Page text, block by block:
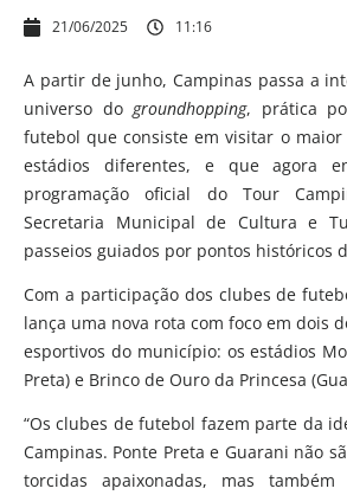
21/06/2025 11:16
A partir de junho, Campinas passa a
universo dogroundhopping, prática
futebol que consiste em visitar o
estádios diferentes, e que agora
programação oficial do Tour
Secretaria Municipal de Cultura e
passeios guiados por pontos históricos
Com a participação dos clubes de
lança uma nova rota com foco em dois
esportivos do município: os estádios
Preta) e Brinco de Ouro da Princesa
“Os clubes de futebol fazem parte da
Campinas. Ponte Preta e Guarani não
torcidas apaixonadas, mas